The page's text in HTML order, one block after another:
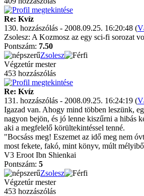
Re: Kvíz
130. hozzászólás - 2008.09.25. 16:20:48 (
Zsolesz: A Kozmosz az egy sci-fi sorozat
Pontszám: 7.50
Zsolesz
Végzetúr mester
453 hozzászólás
Re: Kvíz
131. hozzászólás - 2008.09.25. 16:24:19 (
Igazad van. Ahogy mind többen leszünk,
nagyon bejön, és jó lenne kiszűrni a hibás
aki a megfelelő körültekintéssel tenné.
"Bocsáss meg! Eszemet az idő meg nem
most fekete, fakó, mint könyv, múlt
V3 Eroot Ibn Shienkai
Pontszám: 5
Zsolesz
Végzetúr mester
453 hozzászólás